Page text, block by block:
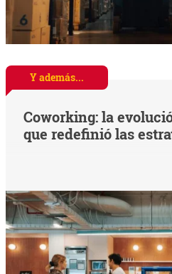
Y además...
Coworking: la
que redefinió las